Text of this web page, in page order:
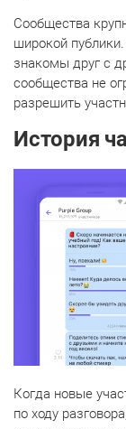
Сообщества
широкой
знакомы друг с
сообщества не
разрешить
История
Когда новые
по ходу